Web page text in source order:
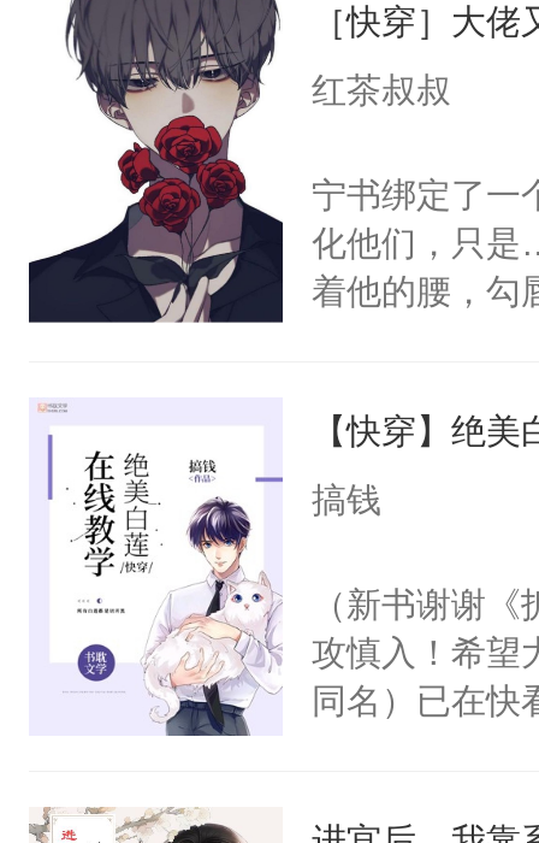
［快穿］大
红茶叔叔
宁书绑定了一
化他们，只是
着他的腰，勾
来，给老公
用力——为你
【快穿】绝
搞钱
（新书谢谢
攻慎入！希望
同名）已在快